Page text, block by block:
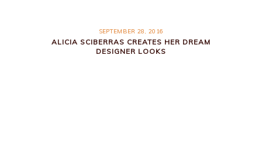
SEPTEMBER 28, 2016
ALICIA SCIBERRAS CREATES HER DREAM
DESIGNER LOOKS